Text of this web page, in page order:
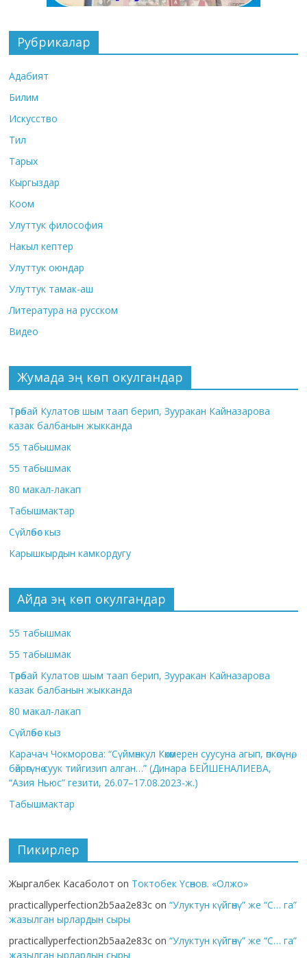
Рубрикалар
Адабият
Билим
Искусство
Тил
Тарых
Кыргыздар
Коом
Улуттук философия
Накыл кептер
Улуттук оюндар
Улуттук тамак-аш
Литература на русском
Видео
Жумада эң көп окулгандар
Төрөбай Кулатов шым таап берип, Зууракан Кайназарова
казак балбанын жыкканда
55 табышмак
55 табышмак
80 макал-лакап
Табышмактар
Сүйлөбөс кыз
Карышкырдын камкордугу
Айда эң көп окулгандар
55 табышмак
55 табышмак
Төрөбай Кулатов шым таап берип, Зууракан Кайназарова
казак балбанын жыкканда
80 макал-лакап
Сүйлөбөс кыз
Карачач Чокморова: “Сүймөнкул Көкөмерен суусуна агып, өпкөсүнө,
бөйрөгүнө суук тийгизип алган…” (Динара БЕЙШЕНАЛИЕВА,
“Азия Ньюс” гезити, 26.07–17.08.2023-ж.)
Табышмактар
Пикирлер
Жыргалбек Касаболот on Токтобек Үсөнов. «Олжо»
practicallyperfection2b5aa2e83c on“Улуктун күйгөнү” же “С… га”
жазылган ырлардын сыры
practicallyperfection2b5aa2e83c on“Улуктун күйгөнү” же “С… га”
жазылган ырлардын сыры